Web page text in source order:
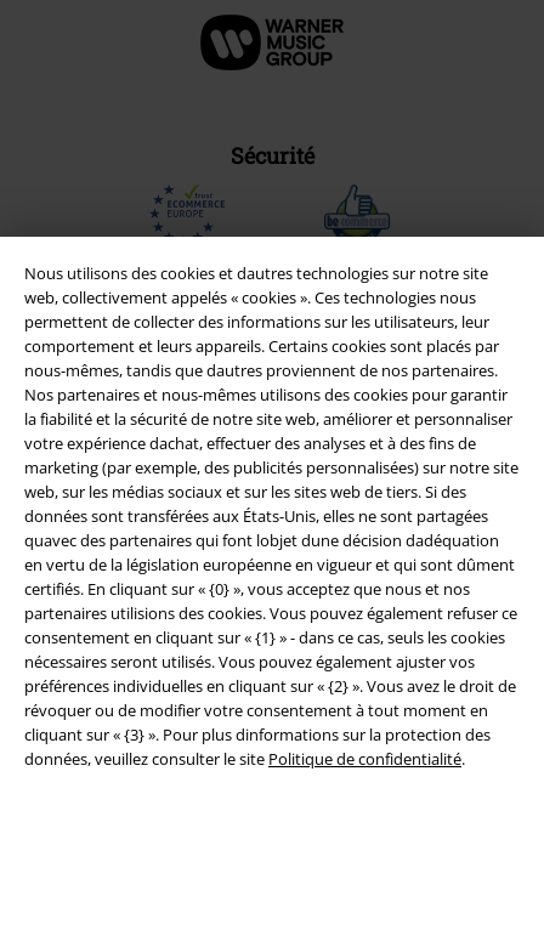
Nous utilisons des cookies et dautres technologies sur notre site
web, collectivement appelés « cookies ». Ces technologies nous
permettent de collecter des informations sur les utilisateurs, leur
comportement et leurs appareils. Certains cookies sont placés par
nous-mêmes, tandis que dautres proviennent de nos partenaires.
Nos partenaires et nous-mêmes utilisons des cookies pour garantir
la fiabilité et la sécurité de notre site web, améliorer et personnaliser
votre expérience dachat, effectuer des analyses et à des fins de
marketing (par exemple, des publicités personnalisées) sur notre site
web, sur les médias sociaux et sur les sites web de tiers. Si des
données sont transférées aux États-Unis, elles ne sont partagées
quavec des partenaires qui font lobjet dune décision dadéquation
en vertu de la législation européenne en vigueur et qui sont dûment
certifiés. En cliquant sur « {0} », vous acceptez que nous et nos
partenaires utilisions des cookies. Vous pouvez également refuser ce
consentement en cliquant sur « {1} » - dans ce cas, seuls les cookies
nécessaires seront utilisés. Vous pouvez également ajuster vos
préférences individuelles en cliquant sur « {2} ». Vous avez le droit de
révoquer ou de modifier votre consentement à tout moment en
cliquant sur « {3} ». Pour plus dinformations sur la protection des
données, veuillez consulter le site Politique de confidentialité.
Sécurité
Légal
Conditions générales
Éditeur
Clauses de confidentialité
Élimination des déchets et protection de l'environnement
Déclaration de Conformité